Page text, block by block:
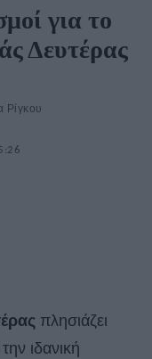
για το
Δευτέρας
Ρίγκου
πλησιάζει
ιδανική